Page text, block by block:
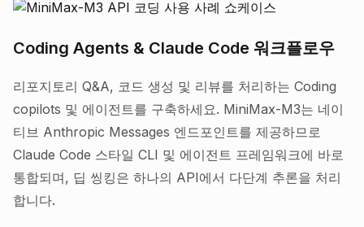
Coding Agents & Claude Code 워크플로우
리포지토리 Q&A, 코드 생성 및 리뷰를 처리하는 Coding
copilots 및 에이전트를 구축하세요. MiniMax-M3는 네이
티브 Anthropic Messages 엔드포인트를 제공하므로
Claude Code 스타일 CLI 및 에이전트 프레임워크에 바로
통합되며, 딥 씽킹은 하나의 API에서 다단계 추론을 처리
합니다.